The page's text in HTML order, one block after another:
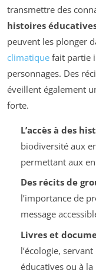
transmettre des
histoires
peuvent les plonger
climatique fait partie
personnages. Des
éveillent également
forte.
L’accès à des
biodiversité aux
permettant aux
Des récits de
l’importance de
message
Livres et
l’écologie,
éducatives ou à la